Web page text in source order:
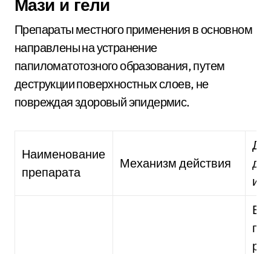
Мази и гели
Препараты местного применения в основном
направлены на устранение
папиломатотозного образования, путем
деструкции поверхностных слоев, не
повреждая здоровый эпидермис.
Наименование
препарата
Механизм действия